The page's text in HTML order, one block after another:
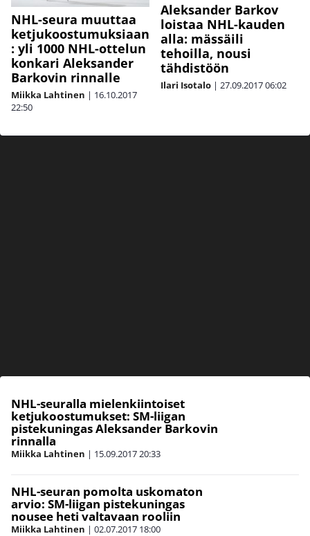
NHL-seura muuttaa
ketjukoostumuksiaan
: yli 1000 NHL-ottelun
konkari Aleksander
Barkovin rinnalle
Miikka Lahtinen | 16.10.2017
22:50
Aleksander Barkov
loistaa NHL-kauden
alla: mässäili
tehoilla, nousi
tähdistöön
Ilari Isotalo | 27.09.201706:02
NHL-seuralla mielenkiintoiset
ketjukoostumukset: SM-liigan
pistekuningas Aleksander Barkovin
rinnalla
Miikka Lahtinen | 15.09.201720:33
NHL-seuran pomolta uskomaton
arvio: SM-liigan pistekuningas
nousee heti valtavaan rooliin
Miikka Lahtinen | 02.07.2017 18:00